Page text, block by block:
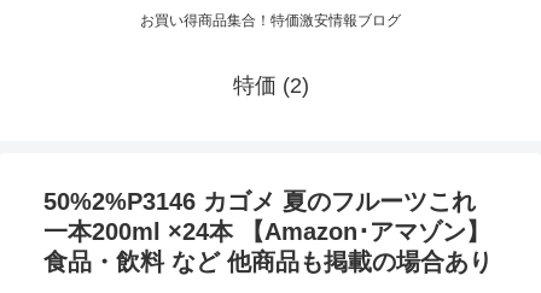
お買い得商品集合！特価激安情報ブログ
特価 (2)
50%2%P3146 カゴメ 夏のフルーツこれ
一本200ml ×24本 【Amazon･アマゾン】
食品・飲料 など 他商品も掲載の場合あり